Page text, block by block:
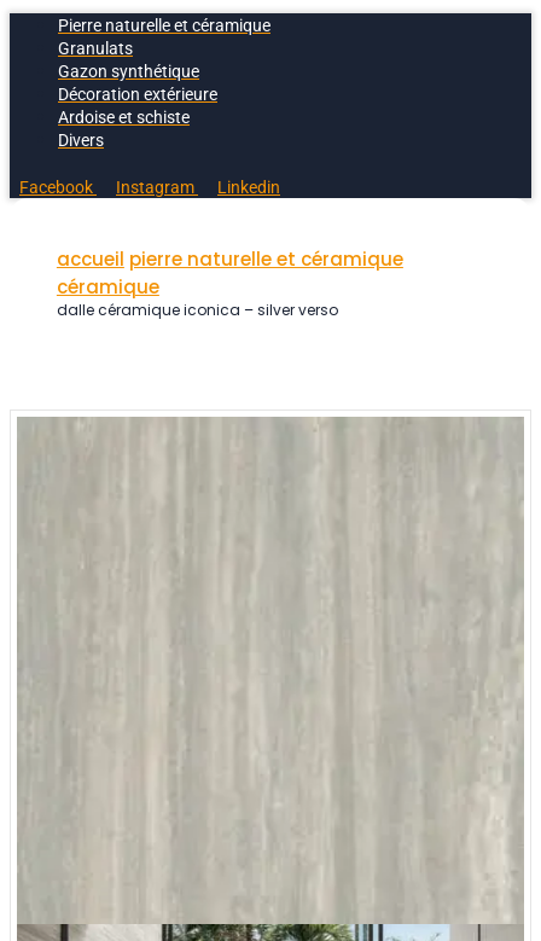
Pierre naturelle et céramique
Granulats
Gazon synthétique
Décoration extérieure
Ardoise et schiste
Divers
Facebook Instagram Linkedin
accueil pierre naturelle et céramique
céramique
dalle céramique iconica – silver verso